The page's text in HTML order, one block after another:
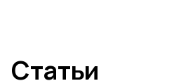
Статьи